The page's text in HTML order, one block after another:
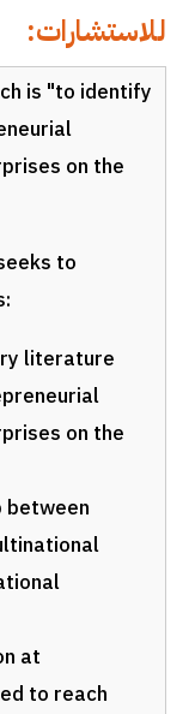
للاستشارات:
is "to identify
on the
to
literature
on the
at
to reach